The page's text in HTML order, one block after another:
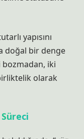
yapısını
doğal bir denge
iki
olarak